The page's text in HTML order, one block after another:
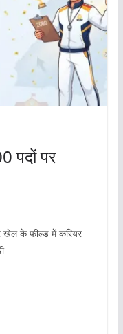
पदों पर
खेल के फील्ड में करियर